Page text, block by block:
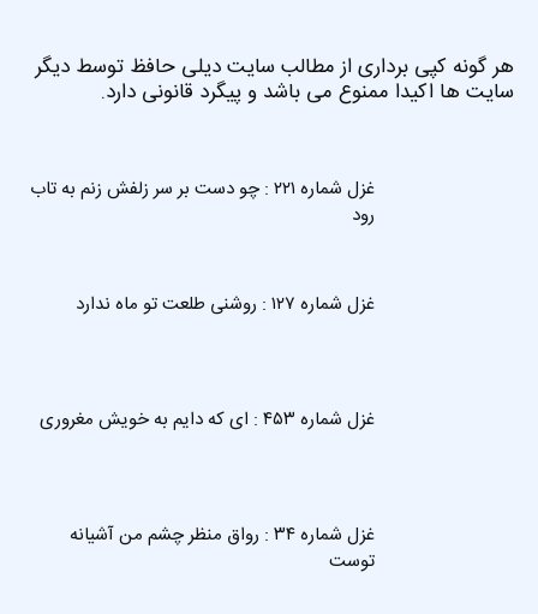
هر گونه کپی برداری از مطالب سایت دیلی حافظ توسط دیگر
سایت ها اکیدا ممنوع می باشد و پیگرد قانونی دارد.
غزل شماره ۲۲۱ : چو دست بر سر زلفش زنم به تاب
رود
غزل شماره ۱۲۷ : روشنی طلعت تو ماه ندارد
غزل شماره ۴۵۳ : ای که دایم به خویش مغروری
غزل شماره ۳۴ : رواق منظر چشم من آشیانه
توست